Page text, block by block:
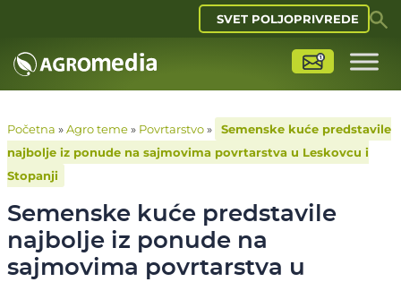
SVET POLJOPRIVREDE
Početna »Agro teme» Povrtarstvo»
Semenske kuće predstavile
najbolje iz ponude na sajmovima povrtarstva u Leskovcu i
Stopanji
Semenske kuće predstavile
najbolje iz ponude na
sajmovima povrtarstva u